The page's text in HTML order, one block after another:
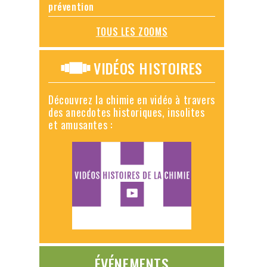
prévention
TOUS LES ZOOMS
VIDÉOS HISTOIRES
Découvrez la chimie en vidéo à travers
des anecdotes historiques, insolites
et amusantes :